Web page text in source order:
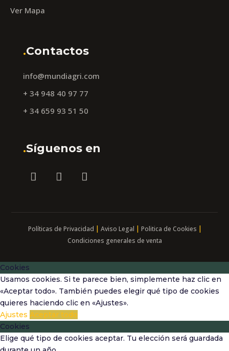
Ver Mapa
.Contactos
info@mundiagri.com
+ 34 948 40 97 77
+ 34 659 93 51 50
.Síguenos en
Políticas de Privacidad | Aviso Legal | Politica de Cookies |
Condiciones generales de venta
Cookies
Usamos cookies. Si te parece bien, simplemente haz clic en
«Aceptar todo». También puedes elegir qué tipo de cookies
quieres haciendo clic en «Ajustes».
Ajustes Aceptar todo
Cookies
Elige qué tipo de cookies aceptar. Tu elección será guardada